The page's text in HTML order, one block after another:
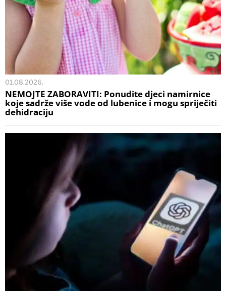
01.08.2026.
NEMOJTE ZABORAVITI: Ponudite djeci namirnice
koje sadrže više vode od lubenice i mogu spriječiti
dehidraciju